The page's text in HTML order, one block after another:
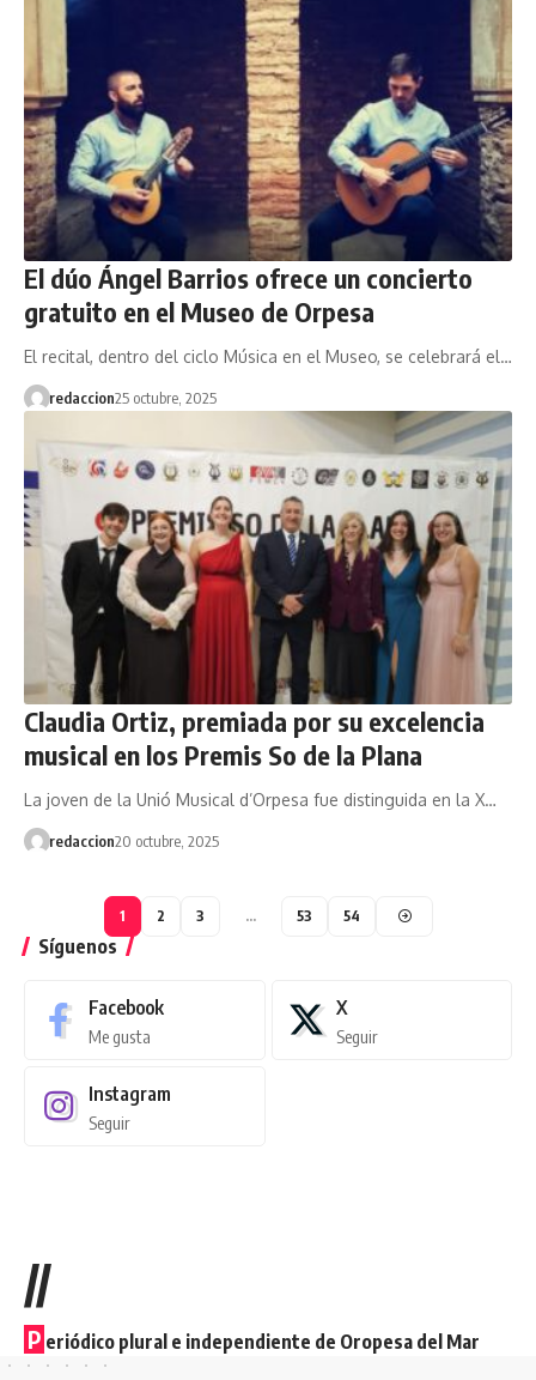
El dúo Ángel Barrios ofrece un concierto
gratuito en el Museo de Orpesa
El recital, dentro del ciclo Música en el Museo, se celebrará el…
redaccion25 octubre, 2025
Claudia Ortiz, premiada por su excelencia
musical en los Premis So de la Plana
La joven de la Unió Musical d’Orpesa fue distinguida en la X…
redaccion20 octubre, 2025
1 2 3 … 53 54
Síguenos
Facebook
Me gusta
X
Seguir
Instagram
Seguir
//
P eriódico plural e independiente de Oropesa del Mar